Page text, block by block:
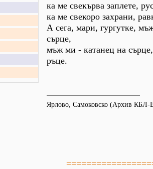
ка ме свекърва заплете,
ка ме свекоро захрани,
А сега, мари, гургутке,
сърце,
мъж ми - катанец на
ръце.
Ярлово, Самоковско (Архив